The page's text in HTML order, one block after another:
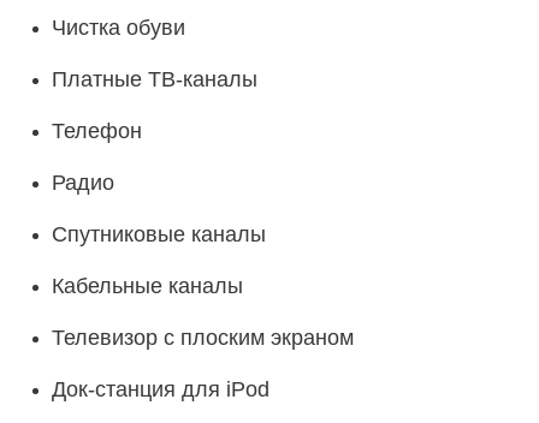
Чистка обуви
Платные ТВ-каналы
Телефон
Радио
Спутниковые каналы
Кабельные каналы
Телевизор с плоским экраном
Док-станция для iPod